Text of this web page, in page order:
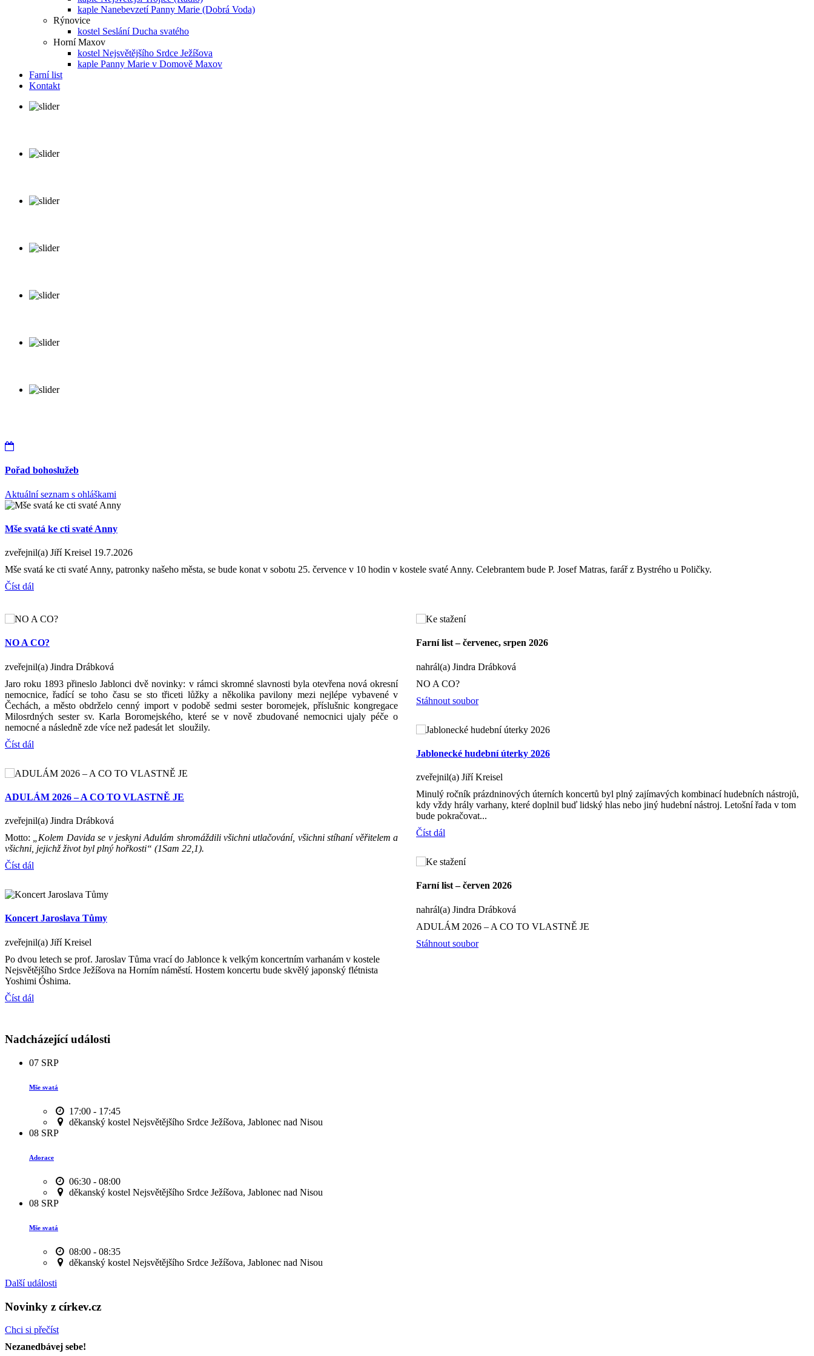
kaple Nanebevzetí Panny Marie (Dobrá Voda)
Rýnovice
kostel Seslání Ducha svatého
Horní Maxov
kostel Nejsvětějšího Srdce Ježíšova
kaple Panny Marie v Domově Maxov
Farní list
Kontakt
Pořad bohoslužeb
Aktuální seznam s ohláškami
Mše svatá ke cti svaté Anny
zveřejnil(a) Jiří Kreisel 19.7.2026
Mše svatá ke cti svaté Anny, patronky našeho města, se bude konat v sobotu 25. července v 10 hodin v kostele svaté Anny. Celebrantem bude P. Josef Matras, farář z Bystrého u Poličky.
Číst dál
NO A CO?
zveřejnil(a) Jindra Drábková
Jaro roku 1893 přineslo Jablonci dvě novinky: v rámci skromné slavnosti byla otevřena nová okresní
nemocnice, řadící se toho času se sto třiceti lůžky a několika pavilony mezi nejlépe vybavené v
Čechách, a město obdrželo cenný import v podobě sedmi sester boromejek, příslušnic kongregace
Milosrdných sester sv. Karla Boromejského, které se v nově zbudované nemocnici ujaly péče o
nemocné a následně zde více než padesát let sloužily.
Číst dál
ADULÁM 2026 – A CO TO VLASTNĚ JE
zveřejnil(a) Jindra Drábková
Motto:
„Kolem Davida se v jeskyni Adulám shromáždili všichni utlačování, všichni stíhaní věřitelem a
všichni, jejichž život byl plný hořkosti“ (1Sam 22,1).
Číst dál
Koncert Jaroslava Tůmy
zveřejnil(a) Jiří Kreisel
Po dvou letech se prof. Jaroslav Tůma vrací do Jablonce k velkým koncertním varhanám v kostele
Nejsvětějšího Srdce Ježíšova na Horním náměstí. Hostem koncertu bude skvělý japonský flétnista
Yoshimi Óshima.
Číst dál
Farní list – červenec, srpen 2026
nahrál(a) Jindra Drábková
NO A CO?
Stáhnout soubor
Jablonecké hudební úterky 2026
zveřejnil(a) Jiří Kreisel
Minulý ročník prázdninových úterních koncertů byl plný zajímavých kombinací hudebních nástrojů,
kdy vždy hrály varhany, které doplnil buď lidský hlas nebo jiný hudební nástroj. Letošní řada v tom
bude pokračovat...
Číst dál
Farní list – červen 2026
nahrál(a) Jindra Drábková
ADULÁM 2026 – A CO TO VLASTNĚ JE
Stáhnout soubor
Nadcházející události
07 SRP
Mše svatá
17:00 - 17:45
děkanský kostel Nejsvětějšího Srdce Ježíšova, Jablonec nad Nisou
08 SRP
Adorace
06:30 - 08:00
děkanský kostel Nejsvětějšího Srdce Ježíšova, Jablonec nad Nisou
08 SRP
Mše svatá
08:00 - 08:35
děkanský kostel Nejsvětějšího Srdce Ježíšova, Jablonec nad Nisou
Další události
Novinky z církev.cz
Chci si přečíst
Nezanedbávej sebe!